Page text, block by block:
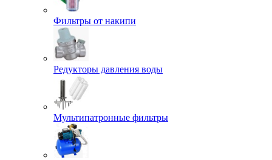
Фильтры от накипи
Редукторы давления воды
Мультипатронные фильтры